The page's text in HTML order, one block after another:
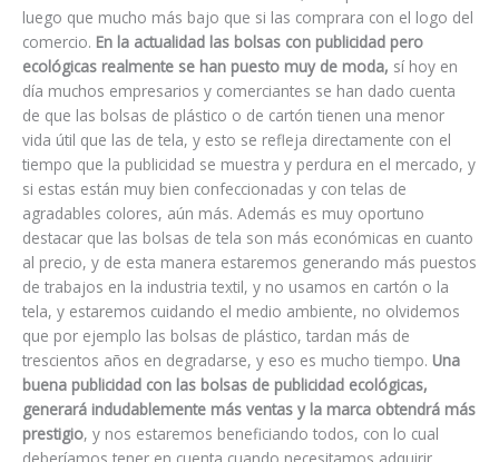
luego que mucho más bajo que si las comprara con el logo del
comercio. En la actualidad las bolsas con publicidad pero
ecológicas realmente se han puesto muy de moda, sí hoy en
día muchos empresarios y comerciantes se han dado cuenta
de que las bolsas de plástico o de cartón tienen una menor
vida útil que las de tela, y esto se refleja directamente con el
tiempo que la publicidad se muestra y perdura en el mercado, y
si estas están muy bien confeccionadas y con telas de
agradables colores, aún más. Además es muy oportuno
destacar que las bolsas de tela son más económicas en cuanto
al precio, y de esta manera estaremos generando más puestos
de trabajos en la industria textil, y no usamos en cartón o la
tela, y estaremos cuidando el medio ambiente, no olvidemos
que por ejemplo las bolsas de plástico, tardan más de
trescientos años en degradarse, y eso es mucho tiempo. Una
buena publicidad con las bolsas de publicidad ecológicas,
generará indudablemente más ventas y la marca obtendrá más
prestigio, y nos estaremos beneficiando todos, con lo cual